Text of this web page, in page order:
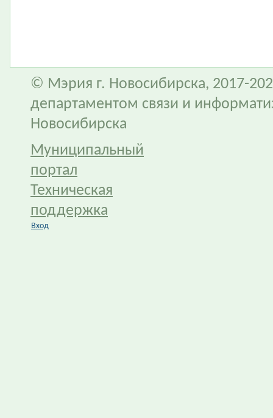
© Мэрия г. Новосибирска, 2017-
департаментом связи и
Новосибирска
Муниципальный
портал
Техническая
поддержка
Вход